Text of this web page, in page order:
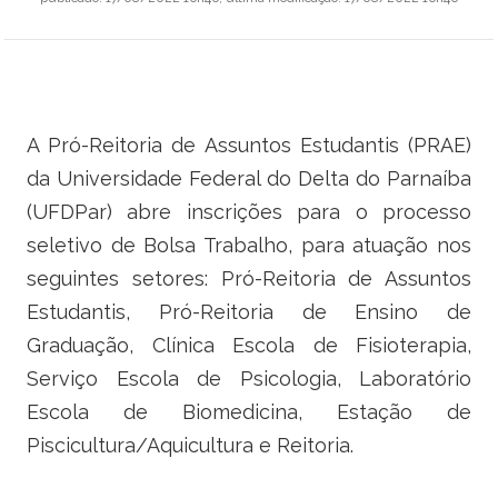
Ministério da Indústria, Comércio Exterior e Serviços
Ministério de Minas e Energia
Ministério do Planejamento, Desenvolvimento e Gestão
Ministério da Ciência, Tecnologia, Inovações e Comunicações
Ministério do Esporte
A Pró-Reitoria de Assuntos Estudantis (PRAE)
da Universidade Federal do Delta do Parnaíba
(UFDPar) abre inscrições para o processo
seletivo de Bolsa Trabalho, para atuação nos
seguintes setores: Pró-Reitoria de Assuntos
Estudantis, Pró-Reitoria de Ensino de
Graduação, Clínica Escola de Fisioterapia,
Serviço Escola de Psicologia, Laboratório
Escola de Biomedicina, Estação de
Piscicultura/Aquicultura e Reitoria.